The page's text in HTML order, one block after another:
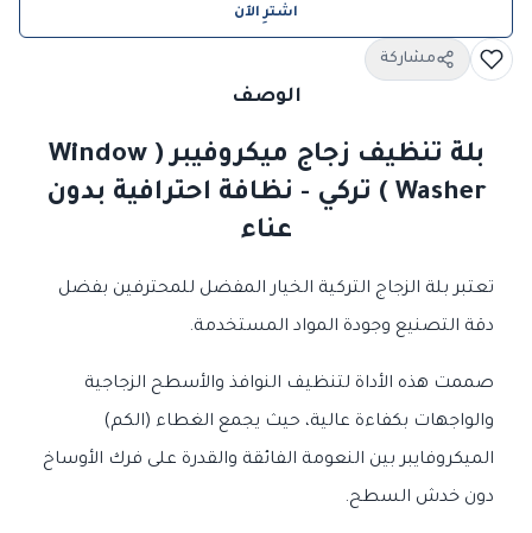
اشترِ الآن
مشاركة
الوصف
بلة تنظيف زجاج ميكروفيبر ( Window
Washer ) تركي - نظافة احترافية بدون
عناء
تعتبر بلة الزجاج التركية الخيار المفضل للمحترفين بفضل
دقة التصنيع وجودة المواد المستخدمة.
صممت هذه الأداة لتنظيف النوافذ والأسطح الزجاجية
والواجهات بكفاءة عالية، حيث يجمع الغطاء (الكم)
الميكروفايبر بين النعومة الفائقة والقدرة على فرك الأوساخ
دون خدش السطح.